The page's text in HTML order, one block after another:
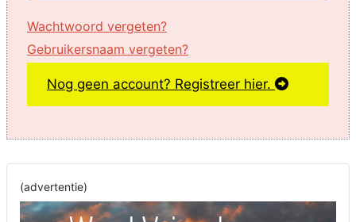
Wachtwoord vergeten?
Gebruikersnaam vergeten?
Nog geen account? Registreer hier.
(advertentie)